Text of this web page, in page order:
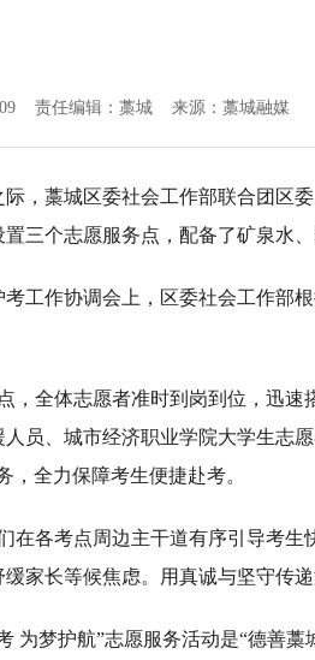
09 责任编辑：藁城 来源：藁城融媒
际，藁城区委社会工作部联合团区
三个志愿服务点，配备了矿泉水
考工作协调会上，区委社会工作部
，全体志愿者准时到岗到位，迅
员、城市经济职业学院大学生志
，全力保障考生便捷赴考。
在各考点周边主干道有序引导考
家长等候焦虑。用真诚与坚守传
为梦护航”志愿服务活动是“德善